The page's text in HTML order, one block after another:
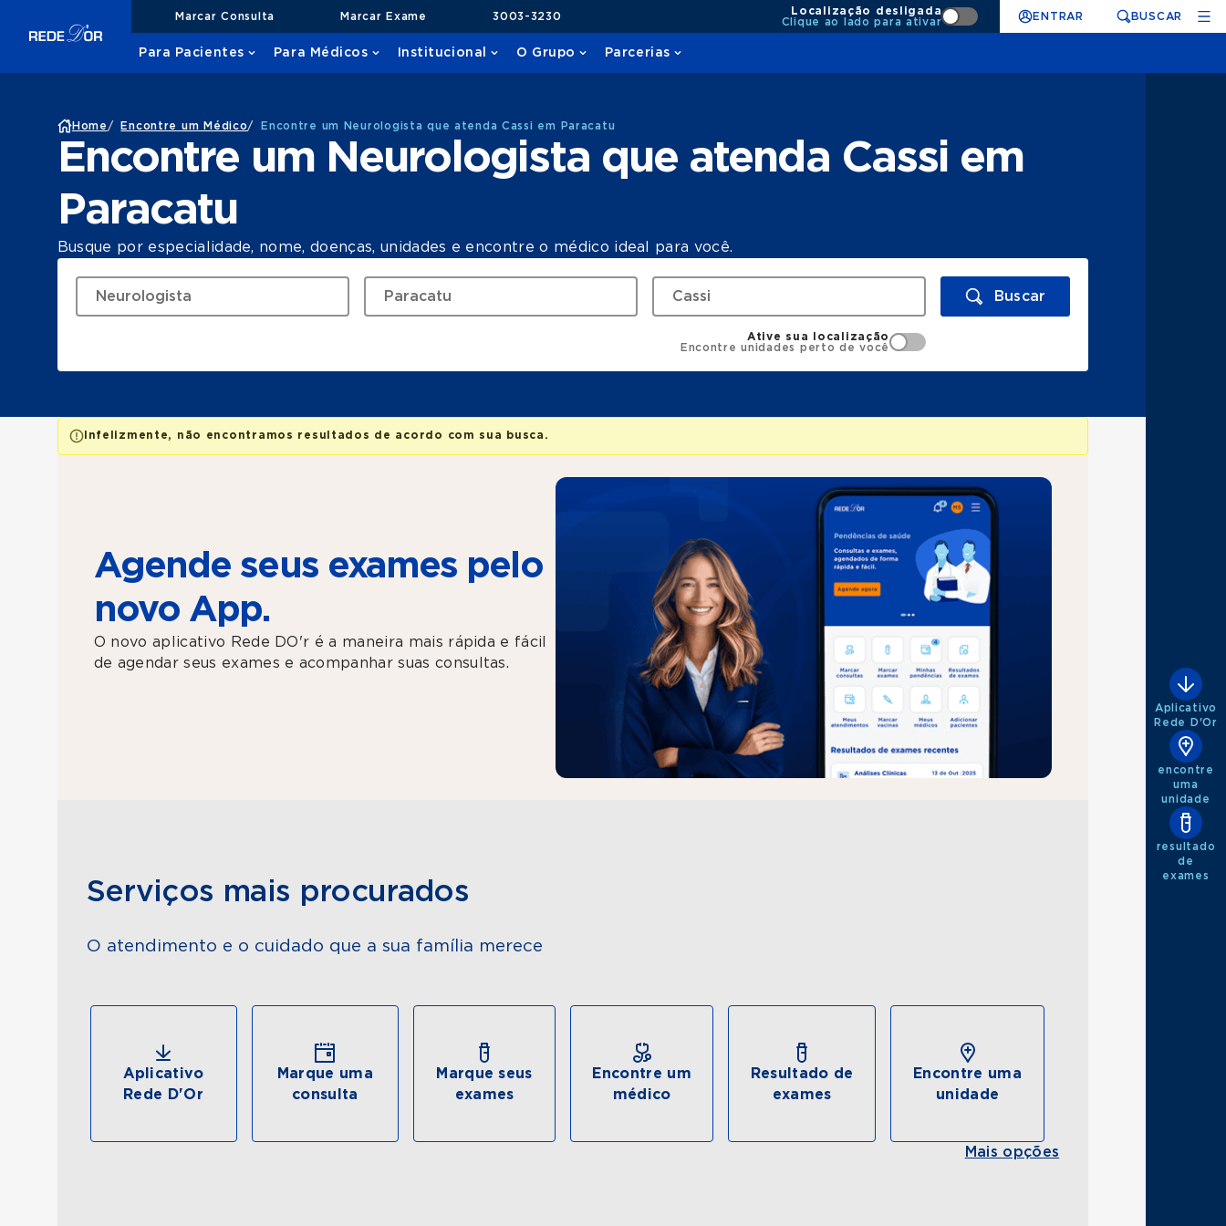
Marcar Consulta Marcar Exame 3003-3230
Localização desligada
Clique ao lado para ativar
ENTRAR BUSCAR
Para Pacientes Para Médicos Institucional O Grupo Parcerias
Home / Encontre um Médico/ Encontre um Neurologista que atenda Cassi em Paracatu
Encontre um Neurologista que atenda Cassi em
Paracatu
Busque por especialidade, nome, doenças, unidades e encontre o médico ideal para você.
Buscar
Ative sua localização
Encontre unidades perto de você
Infelizmente, não encontramos resultados de acordo com sua busca.
Agende seus exames pelo
novo App.
O novo aplicativo Rede DO'r é a maneira mais rápida e fácil
de agendar seus exames e acompanhar suas consultas.
Serviços mais procurados
O atendimento e o cuidado que a sua família merece
Aplicativo
Rede D'Or
Marque uma
consulta
Marque seus
exames
Encontre um
médico
Resultado de
exames
Encontre uma
unidade
Mais opções
Aplicativo
Rede D'Or
encontre
uma
unidade
resultado
de
exames